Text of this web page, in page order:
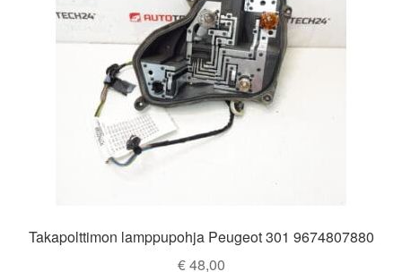
Takapolttimon lamppupohja Peugeot 301 9674807880
€48,00